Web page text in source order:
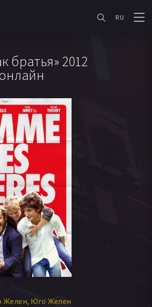
RU
братья» 2012
Желен Юго Желен